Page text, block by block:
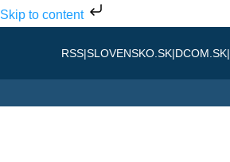
Skip to content
RSS|SLOVENSKO.SK|DCOM.SK|